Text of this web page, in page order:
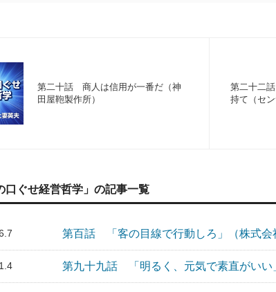
第二十話 商人は信用が一番だ（神
田屋鞄製作所）
第二十二
持て（セン
口ぐせ経営哲学」の記事一覧
第百話 「客の目線で行動しろ」（株式会
第九十九話 「明るく、元気で素直がいい